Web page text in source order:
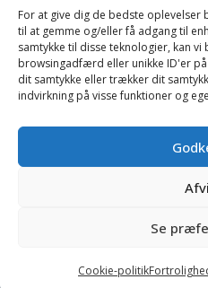
For at give dig de bedste
til at gemme og/eller få adgang til
samtykke til disse teknologier, kan vi
browsingadfærd eller unikke ID'er
dit samtykke eller trækker dit
indvirkning på visse funktioner og
Se
Cookie-politik
eller nye produkter og
Kurser nyhedsbrev
Webshop nyhedsbrev
Salgs- og
rettigheder
Gå ikke glip af
E-
(Påkrævet)
TandDyreklinikken må
kontakte mig pr. e-mail